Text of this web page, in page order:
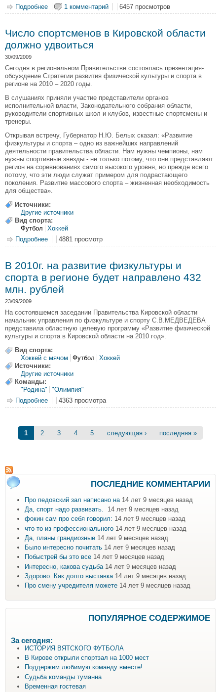
Подробнее о На стадионах "Прогресс", "Трудовые резервы" и
"Факел" в ближайшее время появятся футбольные поля
1 комментарий 6457 просмотров
Число спортсменов в Кировской области
должно удвоиться
30/09/2009
Сегодня в региональном Правительстве состоялась презентация-
обсуждение Стратегии развития физической культуры и спорта в
регионе на 2010 – 2020 годы.
В слушаниях приняли участие представители органов
исполнительной власти, Законодательного собрания области,
руководители спортивных школ и клубов, известные спортсмены и
тренеры.
Открывая встречу, Губернатор Н.Ю. Белых сказал: «Развитие
физкультуры и спорта – одно из важнейших направлений
деятельности правительства области. Нам нужны чемпионы, нам
нужны спортивные звезды - не только потому, что они представляют
регион на соревнованиях самого высокого уровня, но прежде всего
потому, что эти люди служат примером для подрастающего
поколения. Развитие массового спорта – жизненная необходимость
для общества».
Источники:
Другие источники
Вид спорта:
Футбол
Хоккей
Подробнее о Число спортсменов в Кировской области должно
удвоиться
4881 просмотр
В 2010г. на развитие физкультуры и
спорта в регионе будет направлено 432
млн. рублей
23/09/2009
На состоявшемся заседании Правительства Кировской области
начальник управления по физкультуре и спорту С.В.МЕДВЕДЕВА
представила областную целевую программу «Развитие физической
культуры и спорта в Кировской области на 2010 год».
Вид спорта:
Хоккей с мячом
Футбол
Хоккей
Источники:
Другие источники
Команды:
"Родина"
"Олимпия"
Подробнее о В 2010г. на развитие физкультуры и спорта в регионе
будет направлено 432 млн. рублей
4363 просмотра
Страницы
1 2 3 4 5 следующая › последняя »
ПОСЛЕДНИЕ КОММЕНТАРИИ
Про педовский зал написано на 14 лет 9 месяцев назад
Да, спорт надо развивать.
14 лет 9 месяцев назад
фокин сам про себя говорил: 14 лет 9 месяцев назад
что-то из профессионального 14 лет 9 месяцев назад
Да, планы грандиозные 14 лет 9 месяцев назад
Было интересно почитать 14 лет 9 месяцев назад
Побыстрей бы это все 14 лет 9 месяцев назад
Интересно, какова судьба 14 лет 9 месяцев назад
Здорово. Как долго выставка 14 лет 9 месяцев назад
Про смену учредителя можете 14 лет 9 месяцев назад
ПОПУЛЯРНОЕ СОДЕРЖИМОЕ
За сегодня:
ИСТОРИЯ ВЯТСКОГО ФУТБОЛА
В Кирове открыли спортзал на 1000 мест
Поддержим любимую команду вместе!
Судьба команды туманна
Временная гостевая